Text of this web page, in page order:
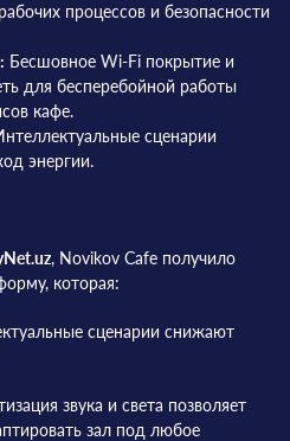
процессов и безопасности
Бесшовное Wi-Fi покрытие и
для бесперебойной работы
кафе.
сценарии
энергии.
, Novikov Cafe получило
которая:
сценарии снижают
звука и света позволяет
зал под любое